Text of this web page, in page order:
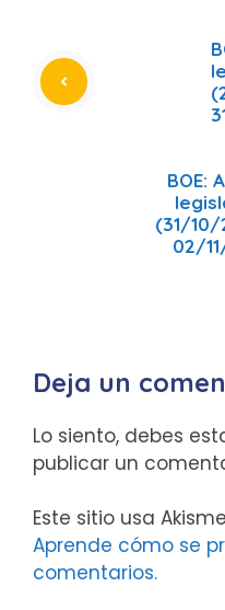
BOE:
(31/10/
02/
Deja un
Lo siento, debes
publicar un
Este sitio usa
Aprende cómo se
comentarios.